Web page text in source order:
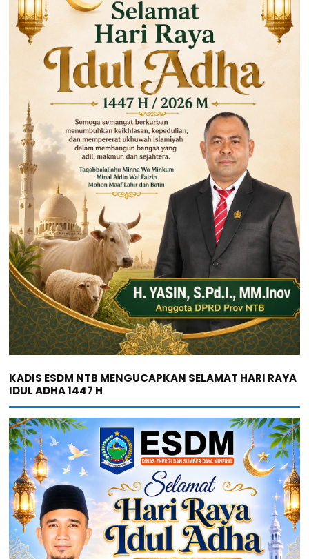
KADIS ESDM NTB MENGUCAPKAN SELAMAT HARI RAYA
IDUL ADHA 1447 H